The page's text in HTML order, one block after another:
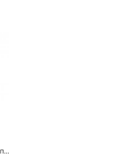
Archer D7 AC1750 двухдиапазонный беспроводной гигабитный маршрутизатор со встроенным модемом ADSL2+